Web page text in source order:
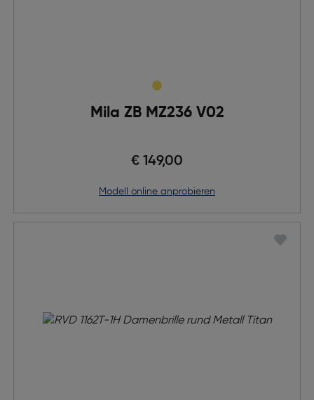
Mila ZB MZ236 V02
€ 149,00
Modell online anprobieren